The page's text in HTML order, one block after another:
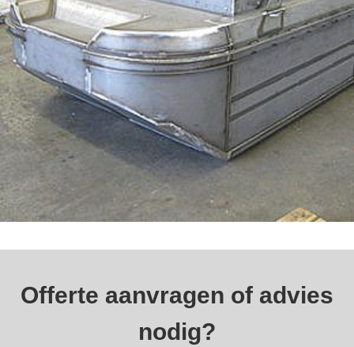
Offerte aanvragen of advies
nodig?